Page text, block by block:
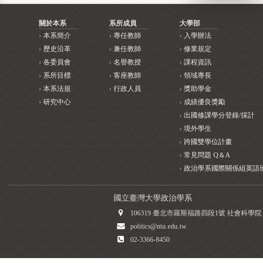
關於本系
本系簡介
歷史沿革
各委員會
系所目標
本系法規
研究中心
系所成員
專任教師
兼任教師
名譽教授
客座教師
行政人員
大學部
入學辦法
修業規定
課程資訊
領域專長
獎助學金
成績優良獎勵
出國修課學分登錄/採計
境外學生
跨國雙學位計畫
常見問題 Q＆A
政治學系國際關係組英語
國立臺灣大學政治學系
106319 臺北市羅斯福路四段1號 社會科學
politics@ntu.edu.tw
02-3366-8450